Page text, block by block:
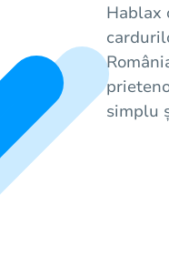
Hablax
simplu